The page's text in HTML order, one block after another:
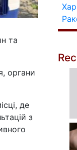
та
органи
де
з